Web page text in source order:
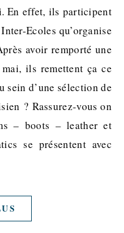
En effet, ils participent
Ecoles qu’organise
avoir remporté une
ils remettent ça ce
sein d’une sélection de
? Rassurez-vous on
– boots – leather et
se présentent avec